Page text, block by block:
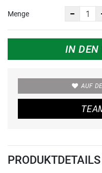
Menge
IN DEN
AUF
PRODUKTDETAILS